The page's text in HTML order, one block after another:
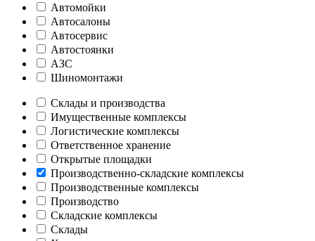
Автомойки
Автосалоны
Автосервис
Автостоянки
АЗС
Шиномонтажи
Склады и производства
Имущественные комплексы
Логистические комплексы
Ответственное хранение
Открытые площадки
Производственно-складские комплексы
Производственные комплексы
Производство
Складские комплексы
Склады